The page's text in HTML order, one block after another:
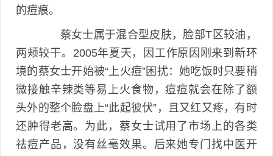
的痘痕。
蔡女士属于混合型皮肤，脸部T区较油，
两颊较干。2005年夏天，因工作原因刚来到新环
境的蔡女士开始被“上火痘”困扰：她吃饭时只要稍
微接触辛辣类等易上火食物，痘痘就会在除了额
头外的整个脸盘上“此起彼伏”，且又红又疼，有时
还肿得老高。为此，蔡女士试用了市场上的各类
祛痘产品，没有丝毫效果。后来她专门找中医开